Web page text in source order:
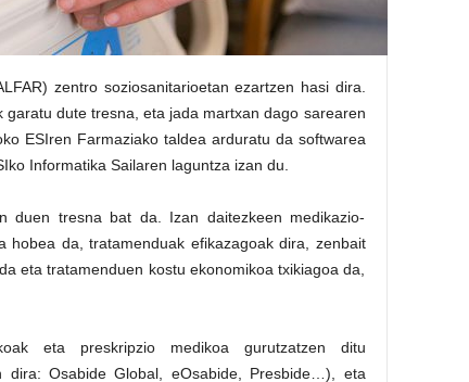
zentro soziosanitarioetan ezartzen hasi dira.
dute tresna, eta jada martxan dago sarearen
ESIren Farmaziako taldea arduratu da softwarea
Informatika Sailaren laguntza izan du.
duen tresna bat da. Izan daitezkeen medikazio-
da, tratamenduak efikazagoak dira, zenbait
eta tratamenduen kostu ekonomikoa txikiagoa da,
eta preskripzio medikoa gurutzatzen ditu
dira: Osabide Global, eOsabide, Presbide…), eta